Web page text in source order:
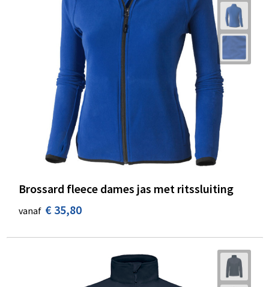
Brossard fleece dames jas met ritssluiting
vanaf € 35,80